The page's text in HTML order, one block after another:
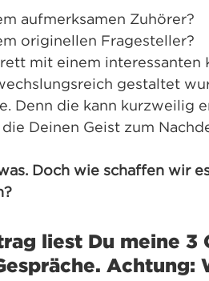
aufmerksamen Zuhörer?
originellen Fragesteller?
mit einem interessanten
gestaltet
Denn die kann kurzweilig
Deinen Geist zum
Doch wie schaffen wir
liest Du meine
Achtung: